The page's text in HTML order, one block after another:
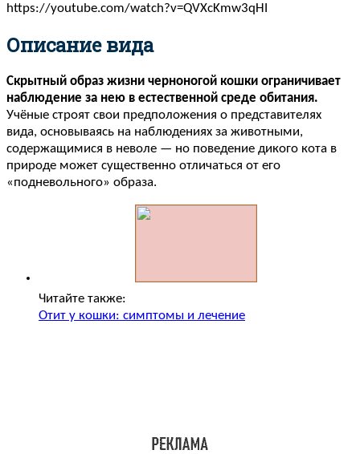
https://youtube.com/watch?v=QVXcKmw3qHI
Описание вида
Скрытный образ жизни черноногой кошки ограничивает
наблюдение за нею в естественной среде обитания.
Учёные строят свои предположения о представителях
вида, основываясь на наблюдениях за животными,
содержащимися в неволе — но поведение дикого кота в
природе может существенно отличаться от его
«подневольного» образа.
Читайте также:
Отит у кошки: симптомы и лечение